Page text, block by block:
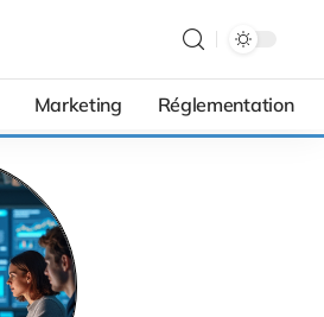
Marketing Réglementation